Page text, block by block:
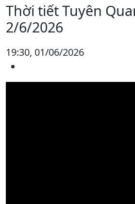
Thời tiết Tuyên
2/6/2026
19:30, 01/06/2026